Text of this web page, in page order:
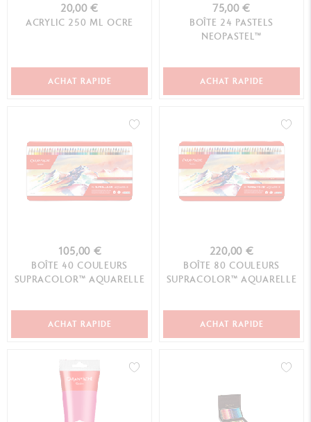
20,00 €
ACRYLIC 250 ML OCRE
ACHAT RAPIDE
75,00 €
BOÎTE 24 PASTELS
NEOPASTEL™
ACHAT RAPIDE
105,00 €
BOÎTE 40 COULEURS
SUPRACOLOR™ AQUARELLE
ACHAT RAPIDE
220,00 €
BOÎTE 80 COULEURS
SUPRACOLOR™ AQUARELLE
ACHAT RAPIDE